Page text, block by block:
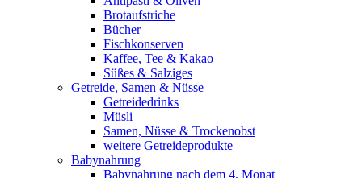
Brotaufstriche
Bücher
Fischkonserven
Kaffee, Tee & Kakao
Süßes & Salziges
Getreide, Samen & Nüsse
Getreidedrinks
Müsli
Samen, Nüsse & Trockenobst
weitere Getreideprodukte
Babynahrung
Babynahrung nach dem 4. Monat